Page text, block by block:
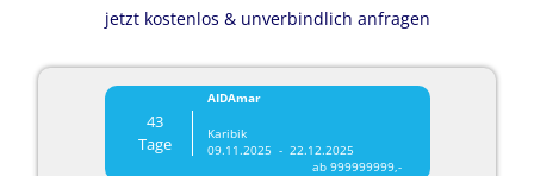
jetzt kostenlos & unverbindlich anfragen
43
Tage
AIDAmar
Karibik
09.11.2025 - 22.12.2025
ab 999999999,-